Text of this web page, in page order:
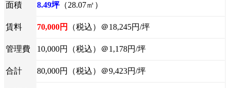
面積 8.49坪（28.07㎡）
賃料 70,000円 （税込）＠18,245円/坪
管理費 10,000円（税込）＠1,178円/坪
合計 80,000円（税込）＠9,423円/坪